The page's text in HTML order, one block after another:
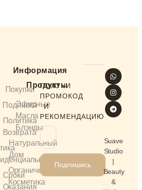
Информация
Покупки
Подписка
Политика
Возврата
Сроки
Оказания
Продукты
Эфирные
Масла
Блэнды
Натуральный
Дом
Органическая
Косметика
ПОЛУЧИ
ПРОМОКОД
И
РЕКОМЕНДАЦИЮ
Подпишись
Suave
Studio
|
Beauty
&